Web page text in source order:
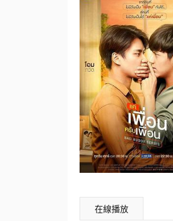
在線播放